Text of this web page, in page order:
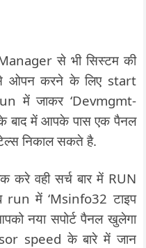
से भी सिस्टम की
ओपन करने के लिए start
में जाकर ‘Devmgmt-
बाद में आपके पास एक पैनल
निकाल सकते है.
वही सर्च बार में RUN
में ‘Msinfo32 टाइप
नया सपोर्ट पैनल खुलेगा
speed के बारे में जान